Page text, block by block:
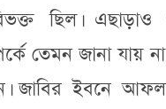
ছিল। এছাড়াও
তেমন জানা
জাবির ইবনে